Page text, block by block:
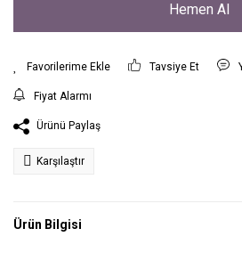
Hemen Al
Tavsiye Et
Fiyat Alarmı
Ürünü Paylaş
Karşılaştır
Ürün Bilgisi